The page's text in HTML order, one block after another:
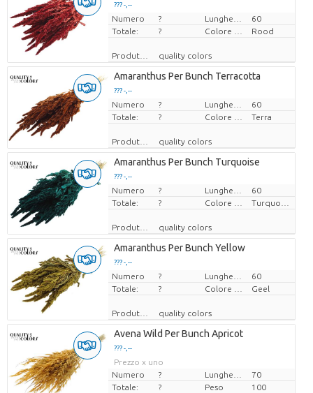
??? -,--
Prezzo x uno
Numero ?
60
Totale:
? Rood
Produttore quality colors
Amaranthus Per Bunch Terracotta
??? -,--
Prezzo x uno
Numero ?
60
Totale:
? Terra
Produttore quality colors
Amaranthus Per Bunch Turquoise
??? -,--
Prezzo x uno
Numero ?
60
Totale:
?
Produttore quality colors
Amaranthus Per Bunch Yellow
??? -,--
Prezzo x uno
Numero ?
60
Totale:
? Geel
Produttore quality colors
Avena Wild Per Bunch Apricot
??? -,--
Prezzo x uno
Numero
?
70
Totale:
? Peso
100